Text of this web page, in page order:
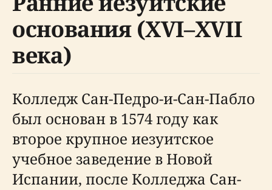
основания (XVI–XVII
века)
Колледж Сан-Педро-и-Сан-Пабло
был основан в 1574 году как
второе крупное иезуитское
учебное заведение в Новой
Испании, после Колледжа Сан-